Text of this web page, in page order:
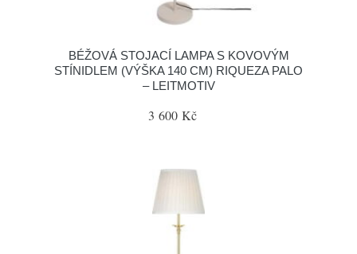
BÉŽOVÁ STOJACÍ LAMPA S KOVOVÝM
STÍNIDLEM (VÝŠKA 140 CM) RIQUEZA PALO
– LEITMOTIV
3 600 Kč